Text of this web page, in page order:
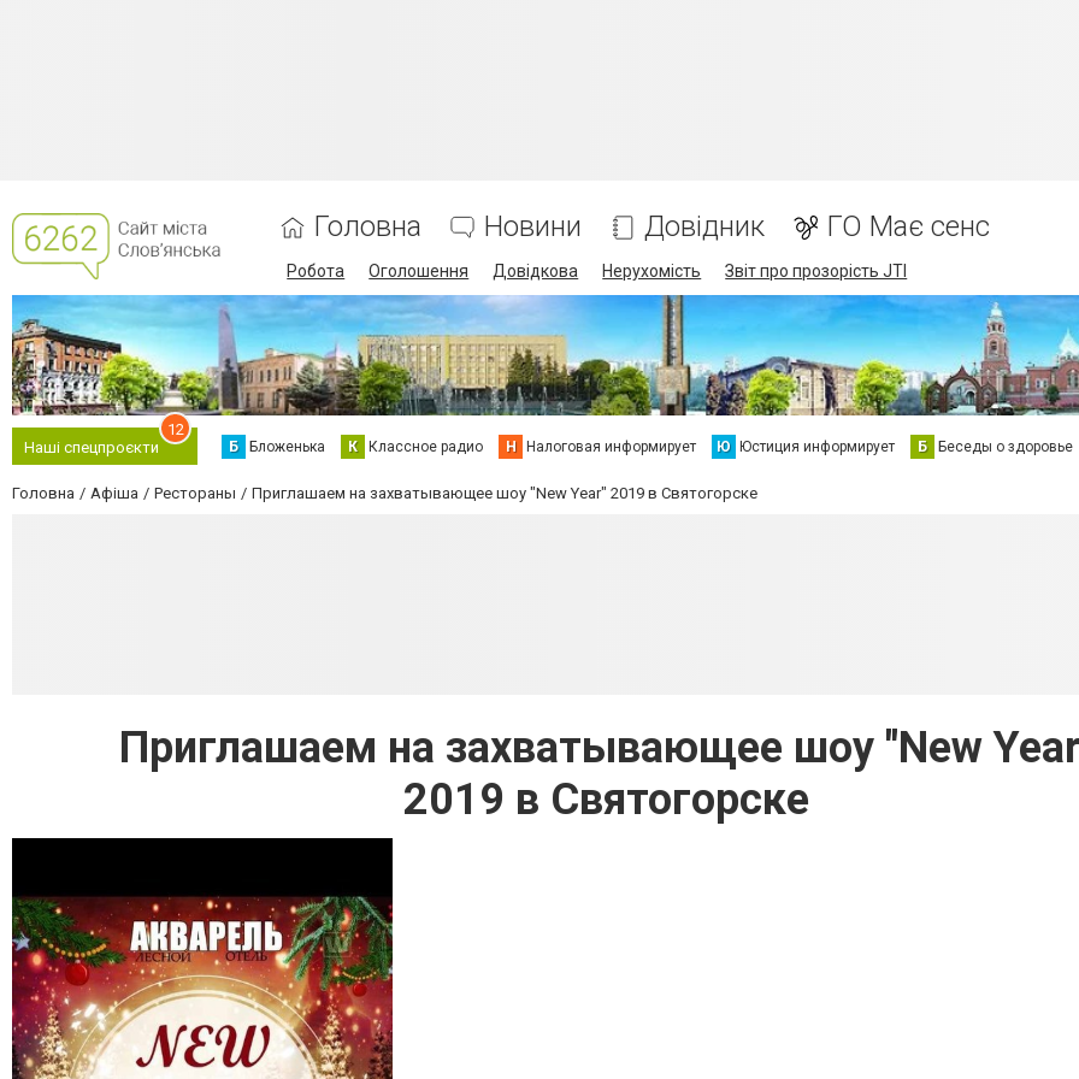
Головна Новини Довідник ГО Має сенс
Робота Оголошення Довідкова Нерухомість Звіт про прозорість JTI
Наші спецпроєкти
12
Б Бложенька К Классное радио Н Налоговая информирует Ю Юстиция информирует Б Беседы о здоровье
Головна Афіша Рестораны Приглашаем на захватывающее шоу "New Year" 2019 в Святогорске
Приглашаем на захватывающее шоу "New
2019 в Святогорске